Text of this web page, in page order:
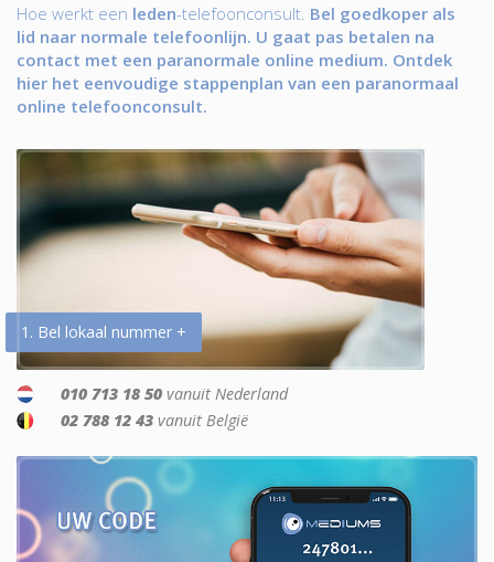
Hoe werkt een leden-telefoonconsult. Bel goedkoper als
lid naar normale telefoonlijn. U gaat pas betalen na
contact met een paranormale online medium. Ontdek
hier het eenvoudige stappenplan van een paranormaal
online telefoonconsult.
1. Bel lokaal nummer +
010 713 18 50 vanuit Nederland
02 788 12 43 vanuit België